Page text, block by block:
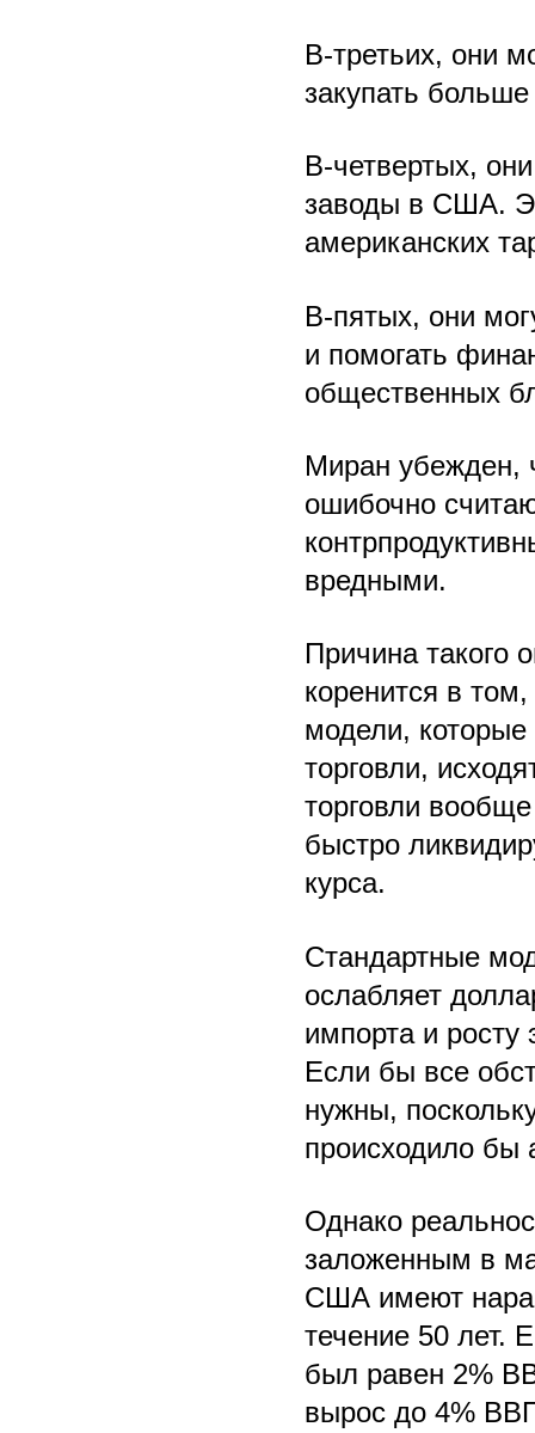
В-третьих, они
закупать
В-четвертых,
заводы в США.
американских
В-пятых, они
и помогать
общественных
Миран убежден,
ошибочно
вредными.
Причина такого
коренится в
модели,
торговли,
торговли
быстро
курса.
Стандартные
ослабляет
импорта и росту
Если бы все
нужны,
происходило бы
Однако
заложенным в
США имеют
течение 50 лет.
был равен 2%
вырос до 4%